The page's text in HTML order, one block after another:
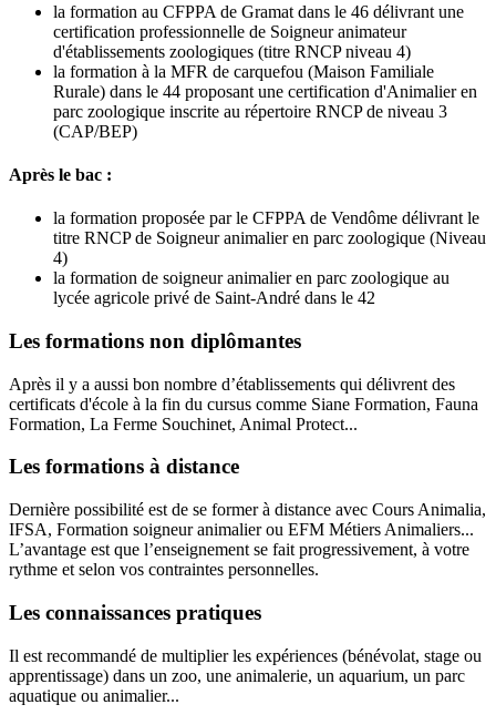
la formation au CFPPA de Gramat dans le 46 délivrant une
certification professionnelle de Soigneur animateur
d'établissements zoologiques (titre RNCP niveau 4)
la formation à la MFR de carquefou (Maison Familiale
Rurale) dans le 44 proposant une certification d'Animalier en
parc zoologique inscrite au répertoire RNCP de niveau 3
(CAP/BEP)
Après le bac :
la formation proposée par le CFPPA de Vendôme délivrant le
titre RNCP de Soigneur animalier en parc zoologique (Niveau
4)
la formation de soigneur animalier en parc zoologique au
lycée agricole privé de Saint-André dans le 42
Les formations non diplômantes
Après il y a aussi bon nombre d’établissements qui délivrent des
certificats d'école à la fin du cursus comme Siane Formation, Fauna
Formation, La Ferme Souchinet, Animal Protect...
Les formations à distance
Dernière possibilité est de se former à distance avec Cours Animalia,
IFSA, Formation soigneur animalier ou EFM Métiers Animaliers...
L’avantage est que l’enseignement se fait progressivement, à votre
rythme et selon vos contraintes personnelles.
Les connaissances pratiques
Il est recommandé de multiplier les expériences (bénévolat, stage ou
apprentissage) dans un zoo, une animalerie, un aquarium, un parc
aquatique ou animalier...